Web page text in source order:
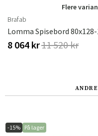
Flere
Brafab
8 064 kr11 520 kr
-15% På lager